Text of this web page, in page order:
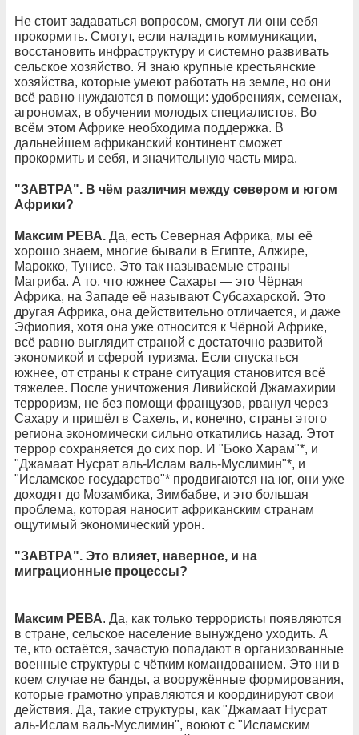
Не стоит задаваться вопросом, смогут ли они себя
прокормить. Смогут, если наладить коммуникации,
восстановить инфраструктуру и системно развивать
сельское хозяйство. Я знаю крупные крестьянские
хозяйства, которые умеют работать на земле, но они
всё равно нуждаются в помощи: удобрениях, семенах,
агрономах, в обучении молодых специалистов. Во
всём этом Африке необходима поддержка. В
дальнейшем африканский континент сможет
прокормить и себя, и значительную часть мира.
"ЗАВТРА". В чём различия между севером и югом
Африки?
Максим РЕВА. Да, есть Северная Африка, мы её
хорошо знаем, многие бывали в Египте, Алжире,
Марокко, Тунисе. Это так называемые страны
Магриба. А то, что южнее Сахары — это Чёрная
Африка, на Западе её называют Субсахарской. Это
другая Африка, она действительно отличается, и даже
Эфиопия, хотя она уже относится к Чёрной Африке,
всё равно выглядит страной с достаточно развитой
экономикой и сферой туризма. Если спускаться
южнее, от страны к стране ситуация становится всё
тяжелее. После уничтожения Ливийской Джамахирии
терроризм, не без помощи французов, рванул через
Сахару и пришёл в Сахель, и, конечно, страны этого
региона экономически сильно откатились назад. Этот
террор сохраняется до сих пор. И "Боко Харам"*, и
"Джамаат Нусрат аль-Ислам валь-Муслимин"*, и
"Исламское государство"* продвигаются на юг, они уже
доходят до Мозамбика, Зимбабве, и это большая
проблема, которая наносит африканским странам
ощутимый экономический урон.
"ЗАВТРА". Это влияет, наверное, и на
миграционные процессы?
Максим РЕВА. Да, как только террористы появляются
в стране, сельское население вынуждено уходить. А
те, кто остаётся, зачастую попадают в организованные
военные структуры с чётким командованием. Это ни в
коем случае не банды, а вооружённые формирования,
которые грамотно управляются и координируют свои
действия. Да, такие структуры, как "Джамаат Нусрат
аль-Ислам валь-Муслимин", воюют с "Исламским